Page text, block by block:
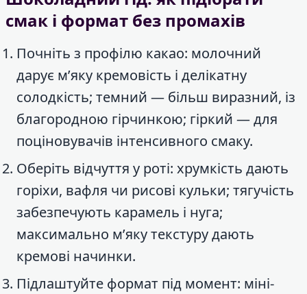
смак і формат без промахів
Почніть з профілю какао: молочний
дарує м’яку кремовість і делікатну
солодкість; темний — більш виразний, із
благородною гірчинкою; гіркий — для
поціновувачів інтенсивного смаку.
Оберіть відчуття у роті: хрумкість дають
горіхи, вафля чи рисові кульки; тягучість
забезпечують карамель і нуга;
максимально м’яку текстуру дають
кремові начинки.
Підлаштуйте формат під момент: міні-